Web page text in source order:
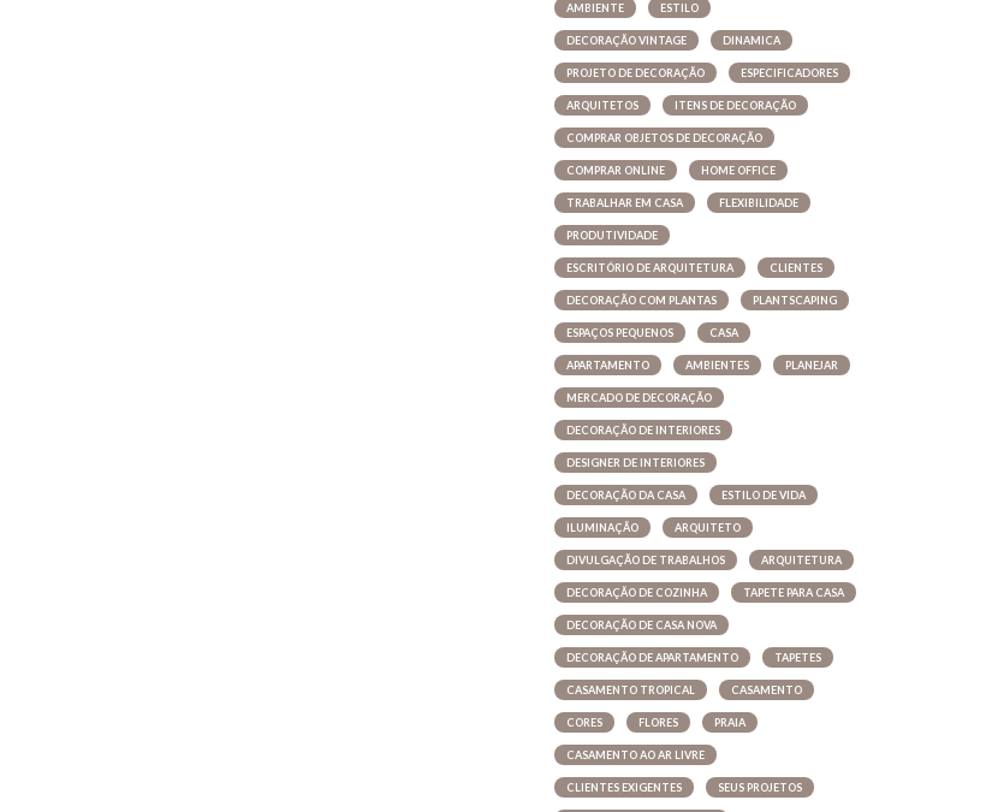
AMBIENTE ESTILO
DECORAÇÃO VINTAGE DINAMICA
PROJETO DE DECORAÇÃO ESPECIFICADORES
ARQUITETOS ITENS DE DECORAÇÃO
COMPRAR OBJETOS DE DECORAÇÃO
COMPRAR ONLINE HOME OFFICE
TRABALHAR EM CASA FLEXIBILIDADE
PRODUTIVIDADE
ESCRITÓRIO DE ARQUITETURA CLIENTES
DECORAÇÃO COM PLANTAS PLANTSCAPING
ESPAÇOS PEQUENOS CASA
APARTAMENTO AMBIENTES PLANEJAR
MERCADO DE DECORAÇÃO
DECORAÇÃO DE INTERIORES
DESIGNER DE INTERIORES
DECORAÇÃO DA CASA ESTILO DE VIDA
ILUMINAÇÃO ARQUITETO
DIVULGAÇÃO DE TRABALHOS ARQUITETURA
DECORAÇÃO DE COZINHA TAPETE PARA CASA
DECORAÇÃO DE CASA NOVA
DECORAÇÃO DE APARTAMENTO TAPETES
CASAMENTO TROPICAL CASAMENTO
CORES FLORES PRAIA
CASAMENTO AO AR LIVRE
CLIENTES EXIGENTES SEUS PROJETOS